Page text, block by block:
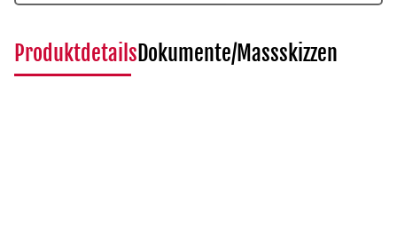
ProduktdetailsDokumente/Massskizzen